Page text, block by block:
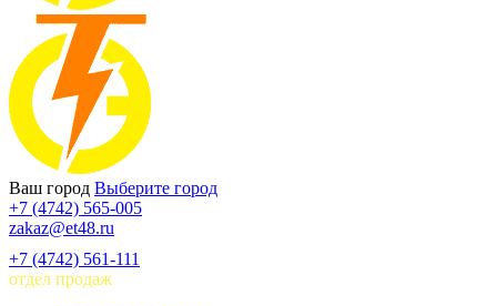
Ваш город Выберите город
+7 (4742) 565-005
zakaz@et48.ru
+7 (4742) 561-111
отдел продаж